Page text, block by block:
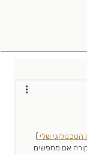
הטכנולוגי שלי )
קורה אם מחפשים